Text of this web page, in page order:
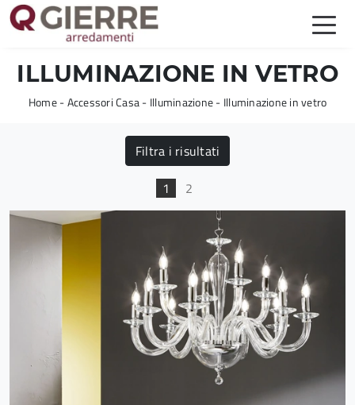
ILLUMINAZIONE IN VETRO
Home-Accessori Casa- Illuminazione- Illuminazione in vetro
Filtra i risultati
1
2